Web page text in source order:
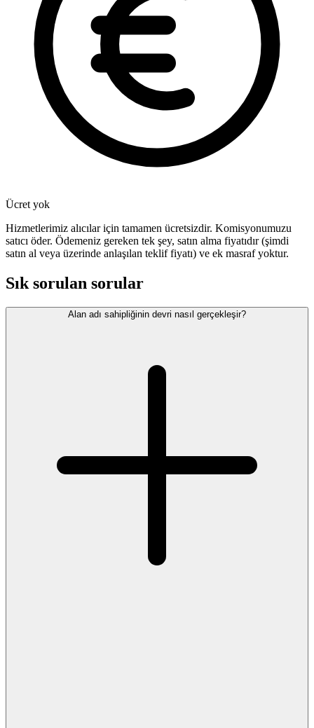
Ücret yok
Hizmetlerimiz alıcılar için tamamen ücretsizdir. Komisyonumuzu
satıcı öder. Ödemeniz gereken tek şey, satın alma fiyatıdır (şimdi
satın al veya üzerinde anlaşılan teklif fiyatı) ve ek masraf yoktur.
Sık sorulan sorular
Alan adı sahipliğinin devri nasıl gerçekleşir?